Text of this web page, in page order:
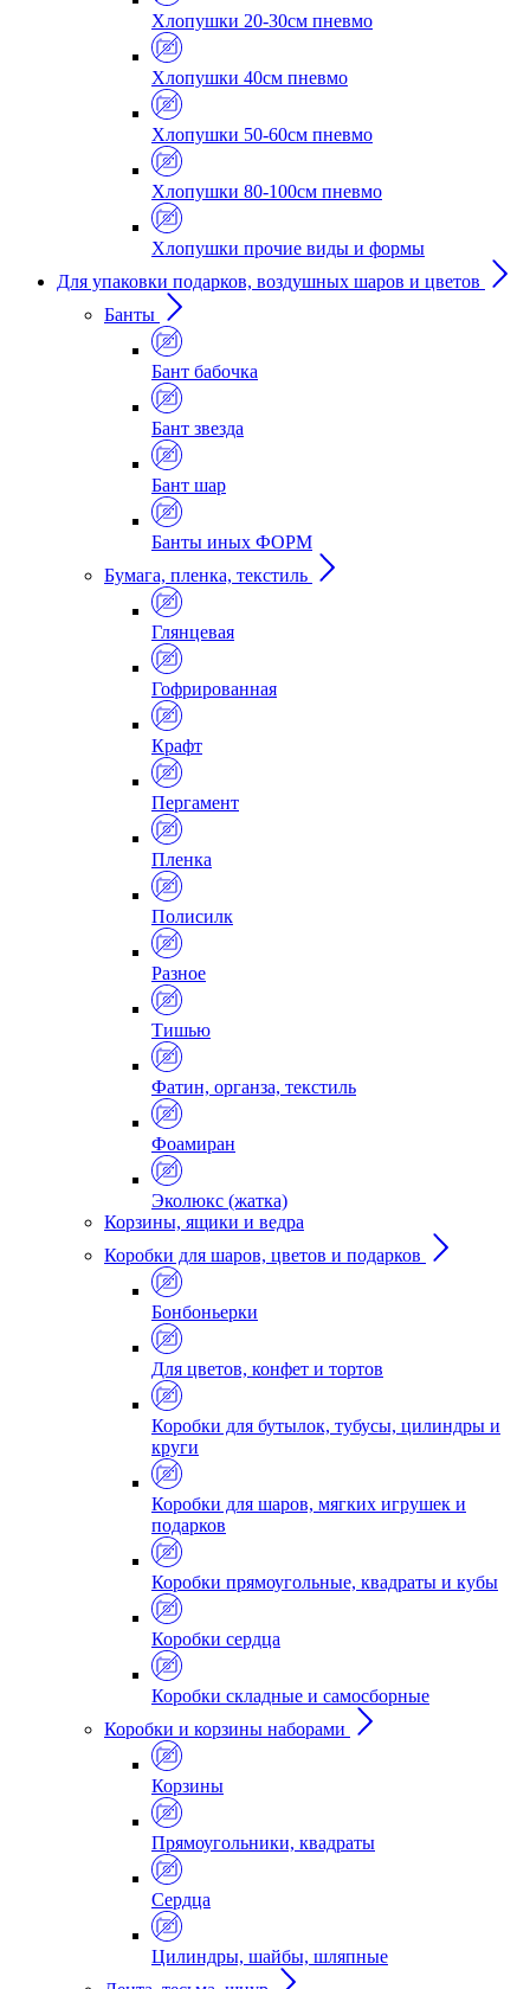
Хлопушки 20-30см пневмо
Хлопушки 40см пневмо
Хлопушки 50-60см пневмо
Хлопушки 80-100см пневмо
Хлопушки прочие виды и формы
Для упаковки подарков, воздушных шаров и цветов
Банты
Бант бабочка
Бант звезда
Бант шар
Банты иных ФОРМ
Бумага, пленка, текстиль
Глянцевая
Гофрированная
Крафт
Пергамент
Пленка
Полисилк
Разное
Тишью
Фатин, органза, текстиль
Фоамиран
Эколюкс (жатка)
Корзины, ящики и ведра
Коробки для шаров, цветов и подарков
Бонбоньерки
Для цветов, конфет и тортов
Коробки для бутылок, тубусы, цилиндры и
круги
Коробки для шаров, мягких игрушек и
подарков
Коробки прямоугольные, квадраты и кубы
Коробки сердца
Коробки складные и самосборные
Коробки и корзины наборами
Корзины
Прямоугольники, квадраты
Сердца
Цилиндры, шайбы, шляпные